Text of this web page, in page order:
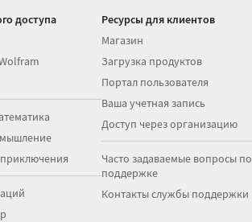
доступа
Ресурсы для клиентов
Магазин
Загрузка продуктов
Портал пользователя
Ваша учетная запись
Доступ через организацию
Часто задаваемые вопросы по
поддержке
Контакты службы поддержки